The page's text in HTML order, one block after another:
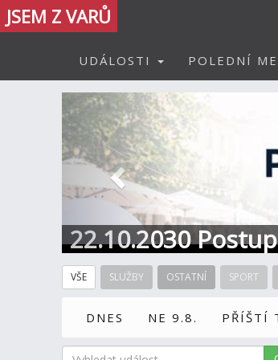
JSEM Z VARŮ
UDÁLOSTI POLEDNÍ
22.10.2030
Informace /
Předchozí
VŠE SLUŽBY OSTATNÍ SPORT
DNES NE 9.8. PŘÍŠTÍ